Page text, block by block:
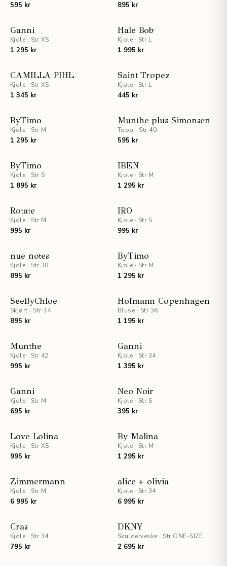
595 kr 895 kr
Ganni
Kjole · Str XS
1 295 kr
Hale Bob
Kjole · Str L
1 995 kr
CAMILLA PIHL
Kjole · Str XS
1 345 kr
Saint Tropez
Kjole · Str L
445 kr
ByTimo
Kjole · Str M
1 295 kr
UTSOLGT
Munthe plus Simonsen
Topp · Str 40
595 kr
ByTimo
Kjole · Str S
1 895 kr
IBEN
Kjole · Str M
1 295 kr
Rotate
Kjole · Str M
995 kr
IRO
Kjole · Str S
995 kr
nue notes
Kjole · Str 38
895 kr
ByTimo
Kjole · Str M
1 295 kr
SeeByChloe
Skjørt · Str 34
895 kr
UTSOLGT
Hofmann Copenhagen
Bluse · Str 36
1 195 kr
Munthe
Kjole · Str 42
995 kr
Ganni
Kjole · Str 34
1 395 kr
Ganni
Kjole · Str M
695 kr
Neo Noir
Kjole · Str S
395 kr
Love Lolina
Kjole · Str XS
995 kr
By Malina
Kjole · Str M
1 295 kr
Zimmermann
Kjole · Str M
6 995 kr
alice + olivia
Kjole · Str 34
6 995 kr
Cras
Kjole · Str 34
795 kr
UTSOLGT
DKNY
Skulderveske · Str ONE-SIZE
2 695 kr